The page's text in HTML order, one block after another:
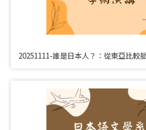
20251111-誰是日本人？：從東亞比較